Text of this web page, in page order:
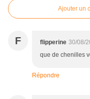
Ajouter un
F flipperine 30/08/
que de chenilles
Répondre